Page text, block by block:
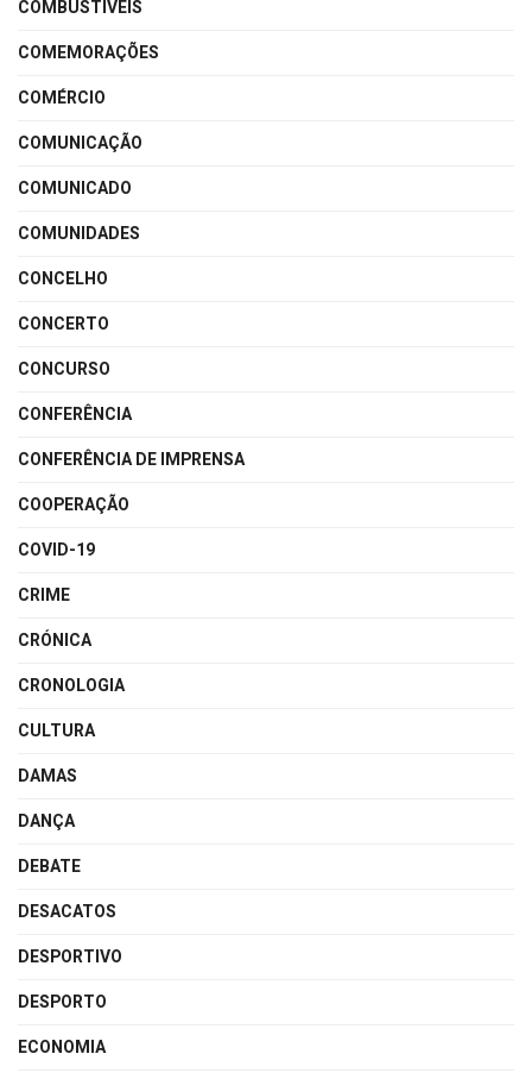
COMBUSTÍVEIS
COMEMORAÇÕES
COMÉRCIO
COMUNICAÇÃO
COMUNICADO
COMUNIDADES
CONCELHO
CONCERTO
CONCURSO
CONFERÊNCIA
CONFERÊNCIA DE IMPRENSA
COOPERAÇÃO
COVID-19
CRIME
CRÓNICA
CRONOLOGIA
CULTURA
DAMAS
DANÇA
DEBATE
DESACATOS
DESPORTIVO
DESPORTO
ECONOMIA